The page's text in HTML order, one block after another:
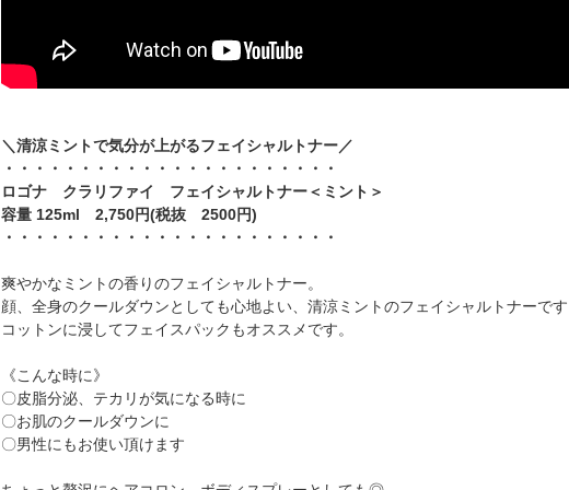
＼清涼ミントで気分が上がるフェイシャルトナー／
・・・・・・・・・・・・・・・・・・・・・・
ロゴナ クラリファイ フェイシャルトナー＜ミント＞
容量 125ml 2,750円(税抜 2500円)
・・・・・・・・・・・・・・・・・・・・・・
爽やかなミントの香りのフェイシャルトナー。
顔、全身のクールダウンとしても心地よい、清涼ミントのフェイシャルトナーで
コットンに浸してフェイスパックもオススメです。
《こんな時に》
〇皮脂分泌、テカリが気になる時に
〇お肌のクールダウンに
〇男性にもお使い頂けます